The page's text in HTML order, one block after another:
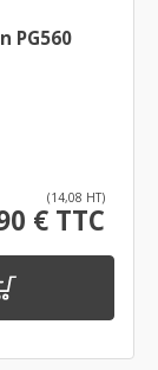
PG560
(14,08 HT)
€ TTC